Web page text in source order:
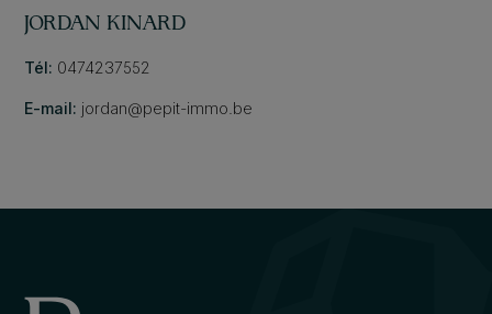
JORDAN KINARD
Tél: 0474237552
E-mail: jordan@pepit-immo.be